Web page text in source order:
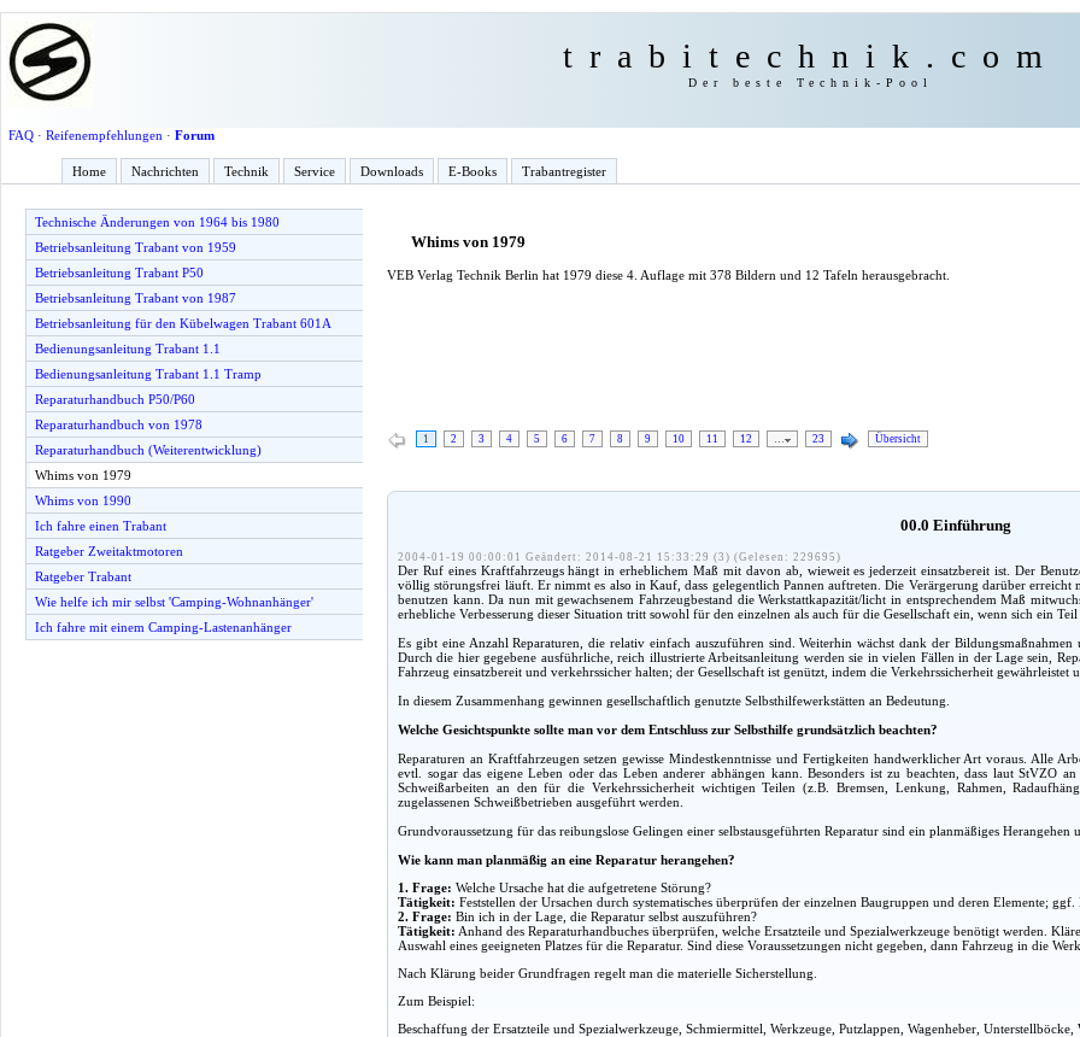
trabitechnik.com
Der beste Technik-Pool
FAQ· Reifenempfehlungen · Forum
Home Nachrichten Technik Service Downloads E-Books Trabantregister
Technische Änderungen von 1964 bis 1980
Betriebsanleitung Trabant von 1959
Betriebsanleitung Trabant P50
Betriebsanleitung Trabant von 1987
Betriebsanleitung für den Kübelwagen Trabant 601A
Bedienungsanleitung Trabant 1.1
Bedienungsanleitung Trabant 1.1 Tramp
Reparaturhandbuch P50/P60
Reparaturhandbuch von 1978
Reparaturhandbuch (Weiterentwicklung)
Whims von 1979
Whims von 1990
Ich fahre einen Trabant
Ratgeber Zweitaktmotoren
Ratgeber Trabant
Wie helfe ich mir selbst 'Camping-Wohnanhänger'
Ich fahre mit einem Camping-Lastenanhänger
Whims von 1979
VEB Verlag Technik Berlin hat 1979 diese 4. Auflage mit 378 Bildern und 12 Tafeln herausgebracht.
1 2 3 4 5 6 7 8 9 10 11 12 … 23 Übersicht
00.0 Einführung
2004-01-19 00:00:01 Geändert: 2014-08-21 15:33:29 (3) (Gelesen: 229695)
Der Ruf eines Kraftfahrzeugs hängt in erheblichem Maß mit davon ab, wieweit es jederzeit einsatzbereit ist. Der
völlig störungsfrei läuft. Er nimmt es also in Kauf, dass gelegentlich Pannen auftreten. Die Verärgerung darüber
benutzen kann. Da nun mit gewachsenem Fahrzeugbestand die Werkstattkapazität/licht in entsprechendem Maß
erhebliche Verbesserung dieser Situation tritt sowohl für den einzelnen als auch für die Gesellschaft ein, wenn sich ein Teil
Es gibt eine Anzahl Reparaturen, die relativ einfach auszuführen sind. Weiterhin wächst dank der
Durch die hier gegebene ausführliche, reich illustrierte Arbeitsanleitung werden sie in vielen Fällen in der Lage sein,
Fahrzeug einsatzbereit und verkehrssicher halten; der Gesellschaft ist genützt, indem die Verkehrssicherheit gewährleistet
In diesem Zusammenhang gewinnen gesellschaftlich genutzte Selbsthilfewerkstätten an Bedeutung.
Welche Gesichtspunkte sollte man vor dem Entschluss zur Selbsthilfe grundsätzlich beachten?
Reparaturen an Kraftfahrzeugen setzen gewisse Mindestkenntnisse und Fertigkeiten handwerklicher Art voraus. Alle
evtl. sogar das eigene Leben oder das Leben anderer abhängen kann. Besonders ist zu beachten, dass laut StVZO
Schweißarbeiten an den für die Verkehrssicherheit wichtigen Teilen (z.B. Bremsen, Lenkung, Rahmen,
zugelassenen Schweißbetrieben ausgeführt werden.
Grundvoraussetzung für das reibungslose Gelingen einer selbstausgeführten Reparatur sind ein planmäßiges
Wie kann man planmäßig an eine Reparatur herangehen?
1. Frage: Welche Ursache hat die aufgetretene Störung?
Tätigkeit: Feststellen der Ursachen durch systematisches überprüfen der einzelnen Baugruppen und deren Elemente; ggf.
2. Frage: Bin ich in der Lage, die Reparatur selbst auszuführen?
Tätigkeit: Anhand des Reparaturhandbuches überprüfen, welche Ersatzteile und Spezialwerkzeuge benötigt werden.
Auswahl eines geeigneten Platzes für die Reparatur. Sind diese Voraussetzungen nicht gegeben, dann Fahrzeug in die
Nach Klärung beider Grundfragen regelt man die materielle Sicherstellung.
Zum Beispiel:
Beschaffung der Ersatzteile und Spezialwerkzeuge, Schmiermittel, Werkzeuge, Putzlappen, Wagenheber,